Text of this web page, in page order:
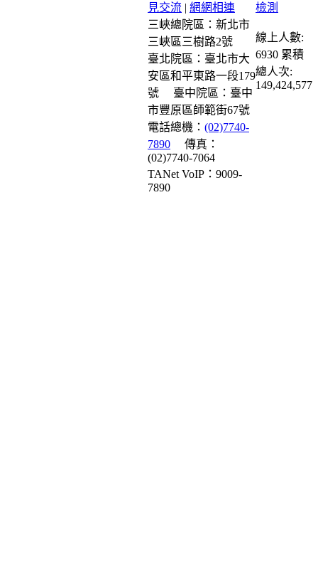
見交流 | 網網相連
三峽總院區：新北市
三峽區三樹路2號
臺北院區：臺北市大
安區和平東路一段179
號
臺中院區：臺中
市豐原區師範街67號
電話總機： (02)7740-
7890
傳真：
(02)7740-7064
TANet VoIP：9009-
7890
線上人數:
6930 累積
總人次:
149,424,577